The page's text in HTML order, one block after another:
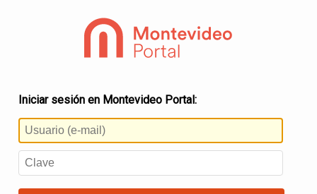
Iniciar sesión en Montevideo Portal: